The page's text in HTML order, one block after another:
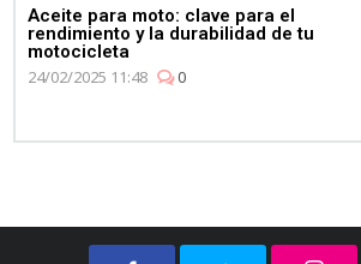
Aceite para moto: clave para el
rendimiento y la durabilidad de tu
motocicleta
24/02/2025 11:48
0